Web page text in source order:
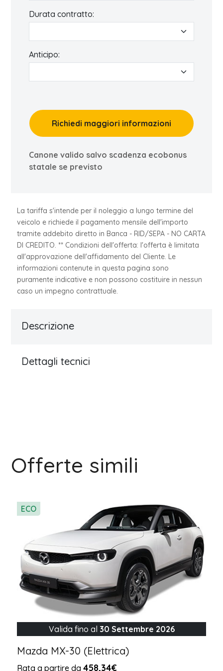
Durata contratto:
Anticipo:
Richiedi maggiori informazioni
Canone valido salvo scadenza ecobonus
statale se previsto
La tariffa s'intende per il noleggio a lungo termine del
veicolo e richiede il pagamento mensile dell'importo
tramite addebito diretto in Banca - RID/SEPA - NO CARTA
DI CREDITO. ** Condizioni dell'offerta: l'offerta è limitata
all'approvazione dell'affidamento del Cliente. Le
informazioni contenute in questa pagina sono
puramente indicative e non possono costituire in nessun
caso un impegno contrattuale.
Descrizione
Dettagli tecnici
Offerte simili
ECO
Valida fino al 30 Settembre 2026
Mazda MX-30 (Elettrica)
Rata a partire da458,34€